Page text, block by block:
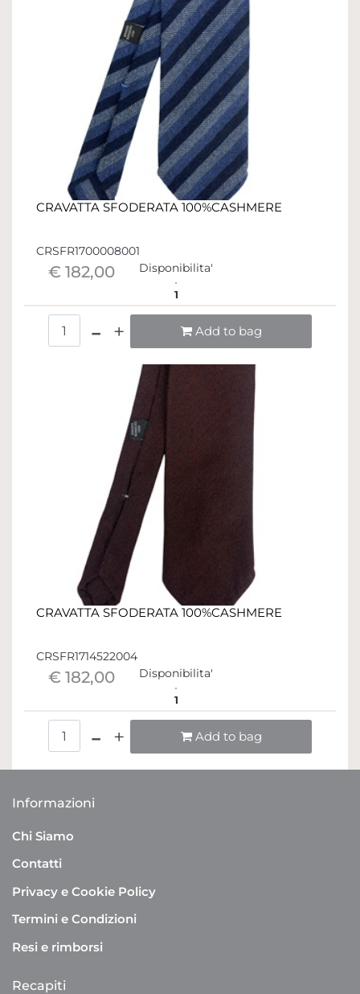
CRAVATTA SFODERATA 100%CASHMERE
CRSFR1700008001
€ 182,00 Disponibilita'
1
Add to bag
CRAVATTA SFODERATA 100%CASHMERE
CRSFR1714522004
€ 182,00 Disponibilita'
1
Add to bag
Informazioni
Chi Siamo
Contatti
Privacy e Cookie Policy
Termini e Condizioni
Resi e rimborsi
Recapiti